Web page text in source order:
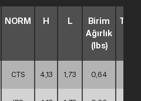
NORM H L
Birim
Ağırlık
(lbs)
TİP
CTS 4,13 1,73 0,64